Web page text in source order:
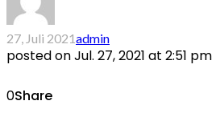
27, Juli 2021admin
posted onJul. 27, 2021 at 2:51 pm
0Share